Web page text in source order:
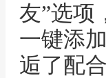
友”选项
一键添
逅了配